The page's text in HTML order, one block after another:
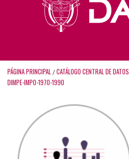
PÁGINA PRINCIPAL / CATÁLOGO CENTRAL DE DATOS
DIMPE-IMPO-1970-1990